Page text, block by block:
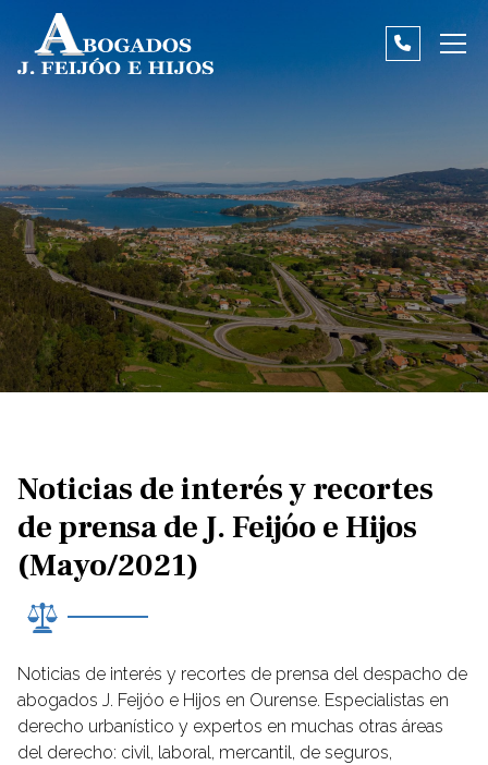
Noticias de interés y recortes
de prensa de J. Feijóo e Hijos
(Mayo/2021)
Noticias de interés y recortes de prensa del despacho de
abogados J. Feijóo e Hijos en Ourense. Especialistas en
derecho urbanístico y expertos en muchas otras áreas
del derecho: civil, laboral, mercantil, de seguros,